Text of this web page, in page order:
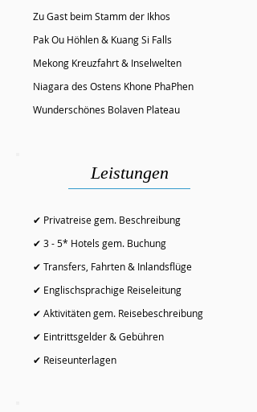
Zu Gast beim Stamm der Ikhos
Pak Ou Höhlen & Kuang Si Falls
Mekong Kreuzfahrt & Inselwelten
Niagara des Ostens Khone PhaPhen
Wunderschönes Bolaven Plateau
Leistungen
✔ Privatreise gem. Beschreibung
✔ 3 - 5* Hotels gem. Buchung
✔ Transfers, Fahrten & Inlandsflüge
✔ Englischsprachige Reiseleitung
✔ Aktivitäten gem. Reisebeschreibung
✔ Eintrittsgelder & Gebühren
✔ Reiseunterlagen